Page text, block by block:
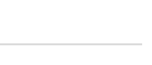
・免責
ウェア」は、『現状のまま』の